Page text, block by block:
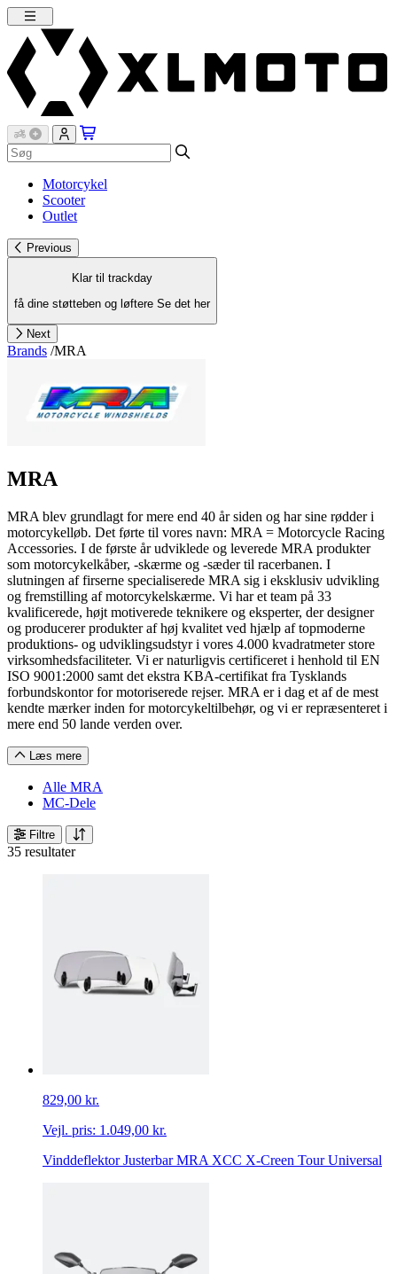
Motorcykel
Scooter
Outlet
Previous
Klar til trackday
få dine støtteben og løftere Se det her
Next
Brands /MRA
MRA
MRA blev grundlagt for mere end 40 år siden og har sine rødder i
motorcykelløb. Det førte til vores navn: MRA = Motorcycle Racing
Accessories. I de første år udviklede og leverede MRA produkter
som motorcykelkåber, -skærme og -sæder til racerbanen. I
slutningen af firserne specialiserede MRA sig i eksklusiv udvikling
og fremstilling af motorcykelskærme. Vi har et team på 33
kvalificerede, højt motiverede teknikere og eksperter, der designer
og producerer produkter af høj kvalitet ved hjælp af topmoderne
produktions- og udviklingsudstyr i vores 4.000 kvadratmeter store
virksomhedsfaciliteter. Vi er naturligvis certificeret i henhold til EN
ISO 9001:2000 samt det ekstra KBA-certifikat fra Tysklands
forbundskontor for motoriserede rejser. MRA er i dag et af de mest
kendte mærker inden for motorcykeltilbehør, og vi er repræsenteret i
mere end 50 lande verden over.
Læs mere
Alle MRA
MC-Dele
Filtre
35 resultater
829,00 kr.
Vejl. pris: 1.049,00 kr.
Vinddeflektor Justerbar MRA XCC X-Creen Tour Universal